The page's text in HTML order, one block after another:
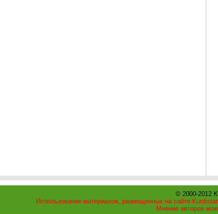
© 2000-2012
Использование материалов, размещенных на сайте
Мнение авторов